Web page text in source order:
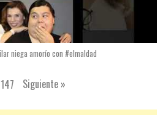
niega amorío con #elmaldad
147 Siguiente »